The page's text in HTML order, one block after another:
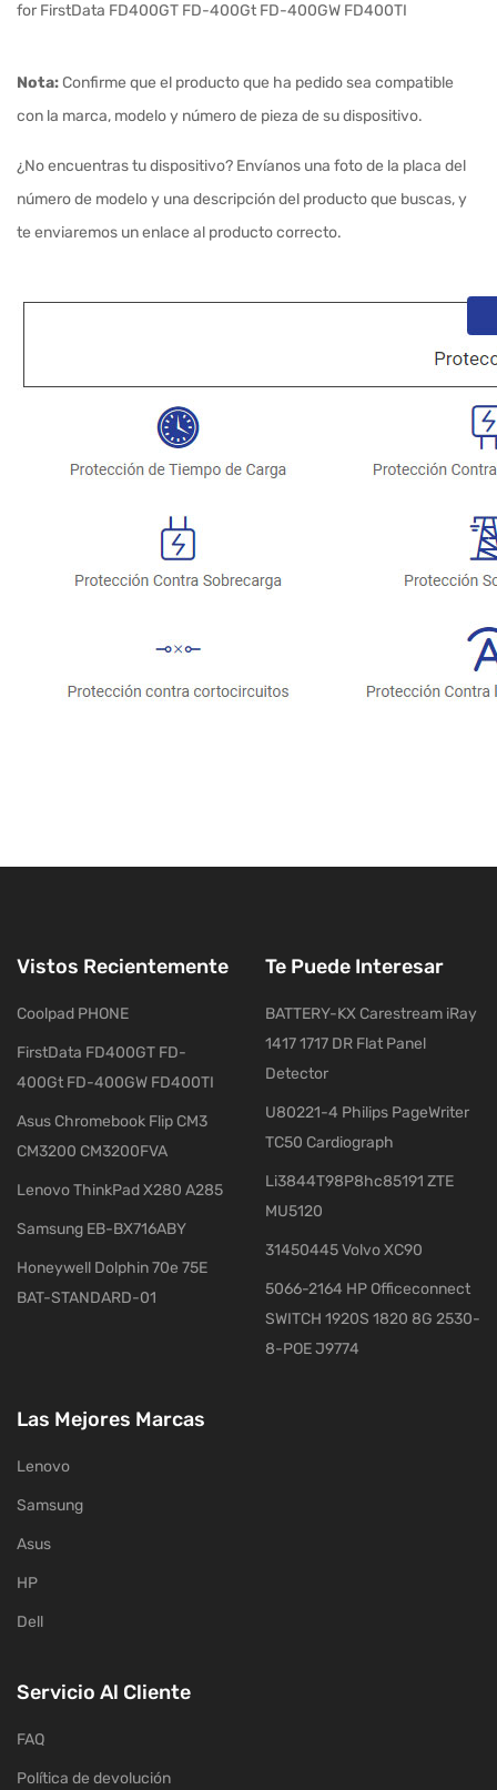
for FirstData FD400GT FD-400Gt FD-400GW FD400TI
Nota:Confirme que el producto que ha pedido sea compatible
con la marca, modelo y número de pieza de su dispositivo.
¿No encuentras tu dispositivo? Envíanos una foto de la placa del
número de modelo y una descripción del producto que buscas, y
te enviaremos un enlace al producto correcto.
Vistos Recientemente
Coolpad PHONE
FirstData FD400GT FD-
400Gt FD-400GW FD400TI
Asus Chromebook Flip CM3
CM3200 CM3200FVA
Lenovo ThinkPad X280 A285
Samsung EB-BX716ABY
Honeywell Dolphin 70e 75E
BAT-STANDARD-01
Te Puede Interesar
BATTERY-KX Carestream iRay
1417 1717 DR Flat Panel
Detector
U80221-4 Philips PageWriter
TC50 Cardiograph
Li3844T98P8hc85191 ZTE
MU5120
31450445 Volvo XC90
5066-2164 HP Officeconnect
SWITCH 1920S 1820 8G 2530-
8-POE J9774
Las Mejores Marcas
Lenovo
Samsung
Asus
HP
Dell
Servicio Al Cliente
FAQ
Política de devolución